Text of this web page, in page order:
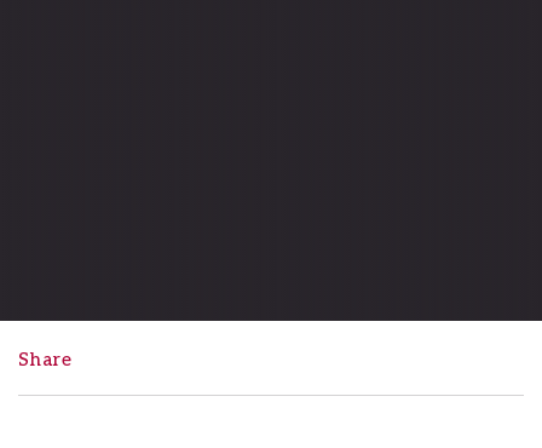
Share